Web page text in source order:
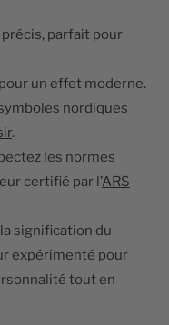
parfait pour
un effet moderne.
nordiques
.
les normes
certifié par l’ARS
signification du
expérimenté pour
tout en